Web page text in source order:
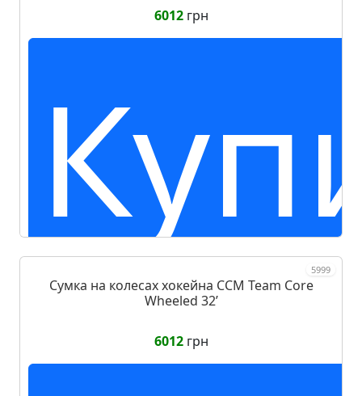
6012грн
5999
Сумка на колесах хокейна CCM Team Core
Wheeled 32ʼ
6012грн